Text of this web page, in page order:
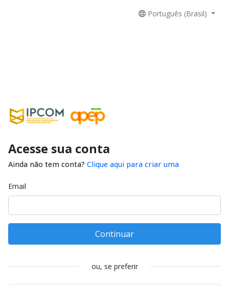
Português (Brasil)
Acesse sua conta
Ainda não tem conta? Clique aqui para criar uma
Email
Continuar
ou, se preferir